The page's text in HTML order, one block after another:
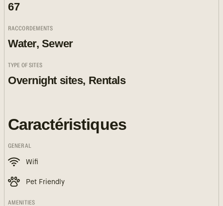
67
RACCORDEMENTS
Water, Sewer
TYPE OF SITES
Overnight sites, Rentals
Caractéristiques
GENERAL
Wifi
Pet Friendly
AMENITIES